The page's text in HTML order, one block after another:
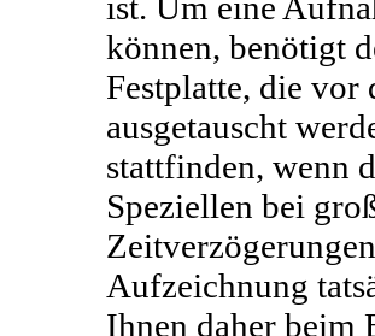
können, benötigt
Festplatte, die vor
ausgetauscht
stattfinden, wenn
Speziellen bei
Aufzeichnung
Ihnen daher beim